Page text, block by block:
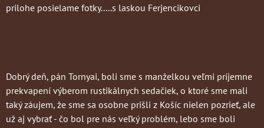
prilohe posielame fotky.....s laskou Ferjencikovci
Dobrý deň, pán Tornyai, boli sme s manželkou veľmi príjemne
prekvapení výberom rustikálnych sedačiek, o ktoré sme mali
taký záujem, že sme sa osobne prišli z Košíc nielen pozrieť, ale
už aj vybrať - čo bol pre nás veľký problém, lebo sme boli